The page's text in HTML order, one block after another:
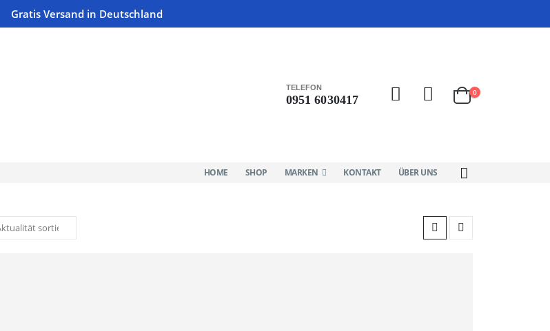
Gratis Versand in Deutschland
TELEFON
0951 6030417
0
HOME SHOP MARKEN KONTAKT ÜBER UNS